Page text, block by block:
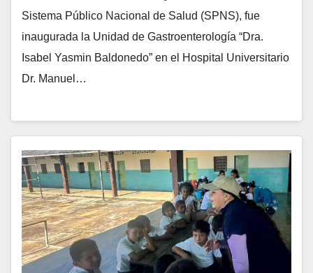
Sistema Público Nacional de Salud (SPNS), fue
inaugurada la Unidad de Gastroenterología “Dra.
Isabel Yasmin Baldonedo” en el Hospital Universitario
Dr. Manuel…